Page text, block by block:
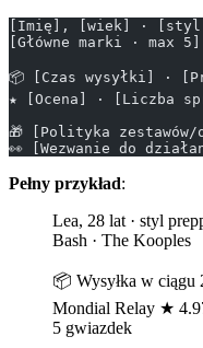
[Imię], [wiek] · [styl
[Główne marki · max 5]
📦 [Czas wysyłki] ·
★ [Ocena] · [Liczba
🎁 [Polityka zestawów/
👀 [Wezwanie do
Pełny przykład:
Lea, 28 lat · styl
Bash · The Kooples
📦 Wysyłka w ciągu
Mondial Relay ★
5 gwiazdek